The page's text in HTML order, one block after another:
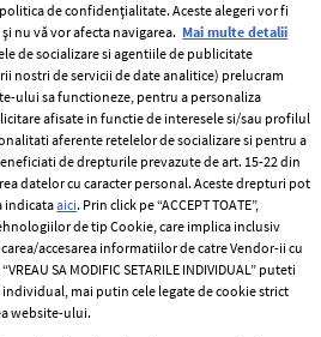
Termeni si conditii
Politica de
confidențialitate
Politica de cookies
Publicitate
de confidențialitate. Aceste alegeri vor fi
nu vă vor afecta navigarea. Mai multe detalii
de socializare si agentiile de publicitate
nostri de servicii de date analitice) prelucram
ului sa functioneze, pentru a personaliza
afisate in functie de interesele si/sau profilul
aferente retelelor de socializare si pentru a
de drepturile prevazute de art. 15-22 din
datelor cu caracter personal. Aceste drepturi pot
indicataaici. Prin click pe “ACCEPT TOATE”,
de tip Cookie, care implica inclusiv
accesarea informatiilor de catre Vendor-ii cu
SA MODIFIC SETARILE INDIVIDUAL” puteti
mai putin cele legate de cookie strict
website-ului.